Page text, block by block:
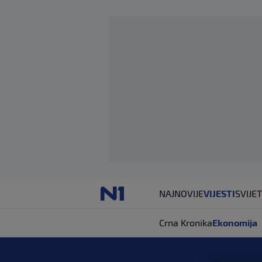
NAJNOVIJEVIJESTISVIJET
Crna KronikaEkonomija